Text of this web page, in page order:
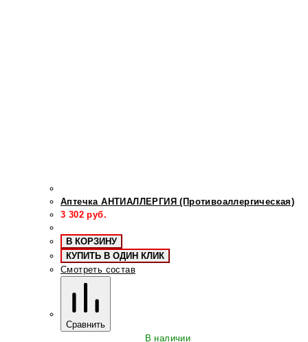
Аптечка АНТИАЛЛЕРГИЯ (Противоаллергическая)
3 302 руб.
В КОРЗИНУ
КУПИТЬ В ОДИН КЛИК
Смотреть состав
Сравнить
В наличии